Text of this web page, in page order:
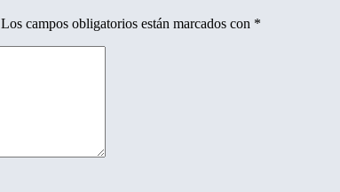
Los campos obligatorios están marcados con *